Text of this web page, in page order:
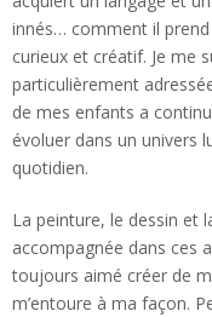
innés… comment il
curieux et créatif. Je me
particulièrement
de mes enfants a
évoluer dans un univers
quotidien.
La peinture, le dessin et
accompagnée dans ces
toujours aimé créer de
m’entoure à ma façon.